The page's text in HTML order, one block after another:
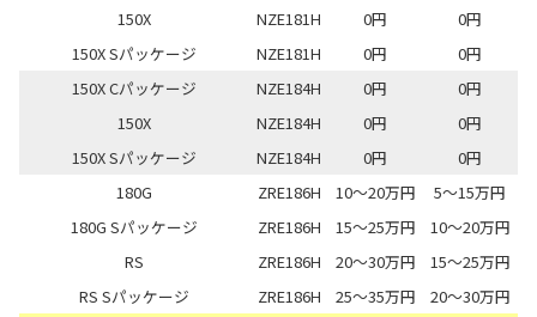
150X
NZE181H 0円
0円
150X Sパッケージ
NZE181H 0円
0円
150X Cパッケージ
NZE184H 0円
0円
150X
NZE184H 0円
0円
150X Sパッケージ
NZE184H 0円
0円
180G
ZRE186H 10～20万円
5～15万円
180G Sパッケージ
ZRE186H 15～25万円
10～20万円
RS
ZRE186H 20～30万円
15～25万円
RS Sパッケージ
ZRE186H 25～35万円
20～30万円